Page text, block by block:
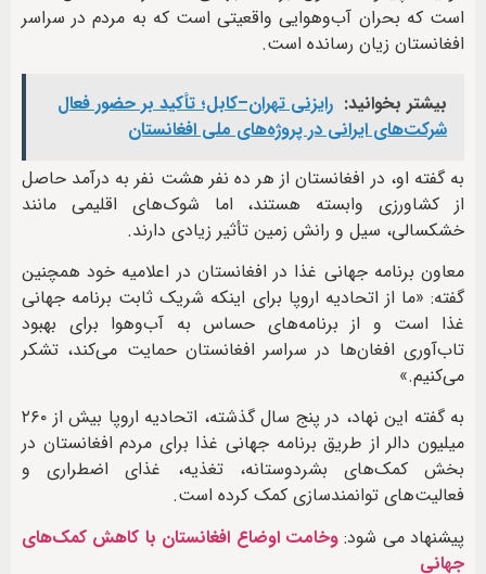
است که بحران آب‌وهوایی واقعیتی است که به مردم در سراسر
افغانستان زیان رسانده است.
بیشتر بخوانید: رایزنی تهران–کابل؛ تأکید بر حضور فعال
شرکت‌های ایرانی در پروژه‌های ملی افغانستان
به گفته او، در افغانستان از هر ده نفر هشت نفر به درآمد حاصل
از کشاورزی وابسته هستند، اما شوک‌های اقلیمی مانند
خشکسالی، سیل و رانش زمین تأثیر زیادی دارند.
معاون برنامه جهانی غذا در افغانستان در اعلامیه خود همچنین
گفته: «ما از اتحادیه اروپا برای اینکه شریک ثابت برنامه جهانی
غذا است و از برنامه‌های حساس به آب‌وهوا برای بهبود
تاب‌آوری افغان‌ها در سراسر افغانستان حمایت می‌کند، تشکر
می‌کنیم.»
به گفته این نهاد، در پنج سال گذشته، اتحادیه اروپا بیش از ۲۶۰
میلیون دالر از طریق برنامه جهانی غذا برای مردم افغانستان در
بخش کمک‌های بشردوستانه، تغذیه، غذای اضطراری و
فعالیت‌های توانمند‌سازی کمک کرده است.
پیشنهاد می شود:وخامت اوضاع افغانستان با کاهش کمک‌های
جهانی